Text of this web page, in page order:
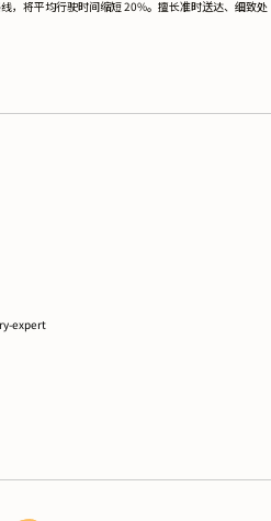
，将平均行驶时间缩短 20%。擅长准时送达、细致处
expert